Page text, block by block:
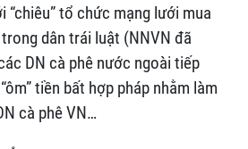
“chiêu” tổ chức mạng lưới mua
dân trái luật (NNVN đã
DN cà phê nước ngoài tiếp
tiền bất hợp pháp nhằm làm
cà phê VN…